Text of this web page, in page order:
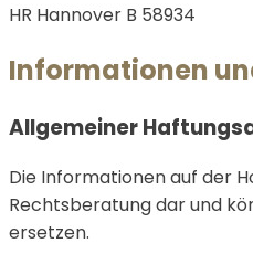
HR Hannover B 58934
Informationen
Allgemeiner
Die Informationen auf der
Rechtsberatung dar und
ersetzen.